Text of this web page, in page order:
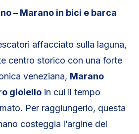
– Marano in bici e barca
affacciato sulla laguna,
centro storico con una forte
veneziana, Marano
gioiello in cui il tempo
Per raggiungerlo, questa
costeggia l’argine del